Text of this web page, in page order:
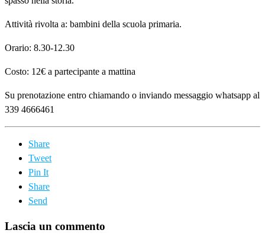
Attività rivolta a: bambini della scuola primaria.
Orario: 8.30-12.30
Costo: 12€ a partecipante a mattina
Su prenotazione entro chiamando o inviando messaggio whatsapp al
339 4666461
Share
Tweet
Pin It
Share
Send
Lascia un commento